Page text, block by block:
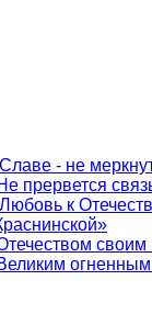
- не
прервется
к
своим